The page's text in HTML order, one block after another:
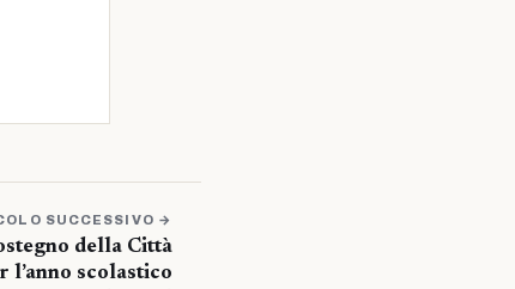
SUCCESSIVO →
della Città
l’anno scolastico